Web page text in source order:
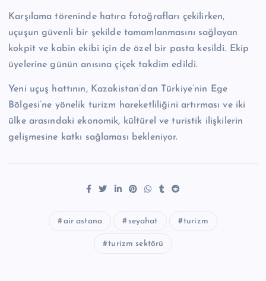
Karşılama töreninde hatıra fotoğrafları çekilirken,
uçuşun güvenli bir şekilde tamamlanmasını sağlayan
kokpit ve kabin ekibi için de özel bir pasta kesildi. Ekip
üyelerine günün anısına çiçek takdim edildi.
Yeni uçuş hattının, Kazakistan’dan Türkiye’nin Ege
Bölgesi’ne yönelik turizm hareketliliğini artırması ve iki
ülke arasındaki ekonomik, kültürel ve turistik ilişkilerin
gelişmesine katkı sağlaması bekleniyor.
air astana seyahat turizm
turizm sektörü